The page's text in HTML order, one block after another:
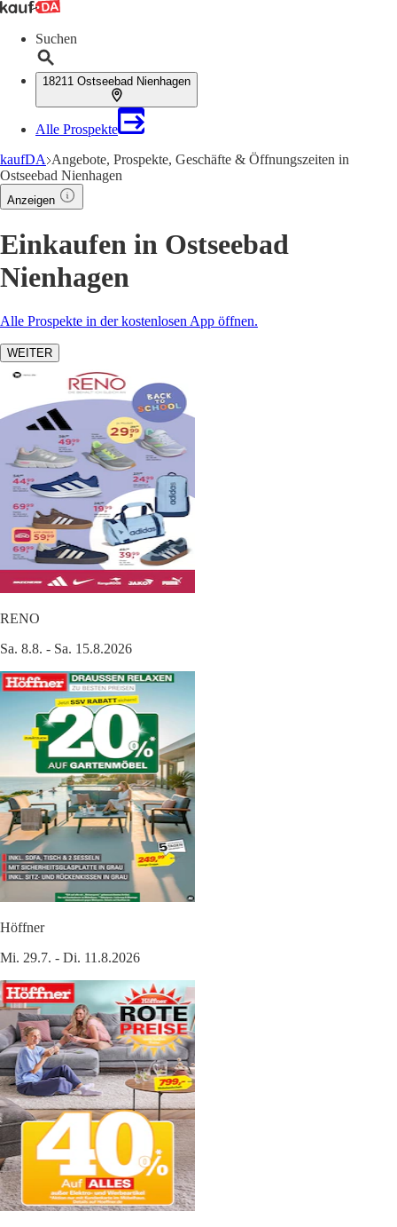
Suchen
18211 Ostseebad Nienhagen
Alle Prospekte
kaufDA Angebote, Prospekte, Geschäfte & Öffnungszeiten in
Ostseebad Nienhagen
Anzeigen
Einkaufen in Ostseebad
Nienhagen
Alle Prospekte in der kostenlosen App öffnen.
WEITER
RENO
Sa. 8.8. - Sa. 15.8.2026
Höffner
Mi. 29.7. - Di. 11.8.2026